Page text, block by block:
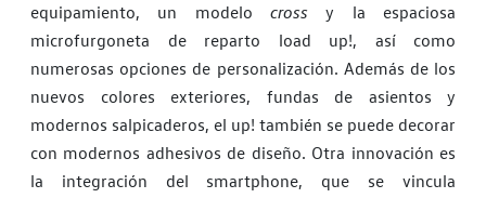
equipamiento, un modelo cross y la espaciosa
microfurgoneta de reparto load up!, así como
numerosas opciones de personalización. Además de los
nuevos colores exteriores, fundas de asientos y
modernos salpicaderos, el up! también se puede decorar
con modernos adhesivos de diseño. Otra innovación es
la integración del smartphone, que se vincula